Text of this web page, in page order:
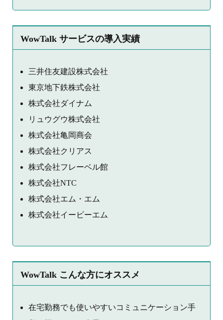
WowTalk サービスの導入実績
三井住友建設株式会社
東京地下鉄株式会社
株式会社ダイナム
リュウグウ株式会社
株式会社亀岡商会
株式会社クリアス
株式会社フレーベル館
株式会社NTC
株式会社エム・エム
株式会社イービーエム
WowTalk こんな方にオススメ
在宅勤務でも使いやすいコミュニケーション手